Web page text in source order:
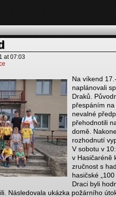
at07:03
Na víkend
naplánovali
Draků.
přespáním
nevalné
přehodnotili
domě.
rozhodnutí
V sobotu v
v Hasičaréně
zručnost s
hasičské
Draci byli
Následovala ukázka požárního